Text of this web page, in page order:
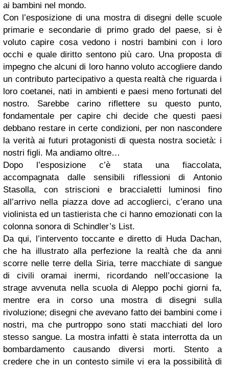
ai bambini nel mondo.
Con l’esposizione di una mostra di disegni delle scuole
primarie e secondarie di primo grado del paese, si è
voluto capire cosa vedono i nostri bambini con i loro
occhi e quale diritto sentono più caro. Una proposta di
impegno che alcuni di loro hanno voluto accogliere dando
un contributo partecipativo a questa realtà che riguarda i
loro coetanei, nati in ambienti e paesi meno fortunati del
nostro. Sarebbe carino riflettere su questo punto,
fondamentale per capire chi decide che questi paesi
debbano restare in certe condizioni, per non nascondere
la verità ai futuri protagonisti di questa nostra società: i
nostri figli. Ma andiamo oltre…
Dopo l’esposizione c’è stata una fiaccolata,
accompagnata dalle sensibili riflessioni di Antonio
Stasolla, con striscioni e braccialetti luminosi fino
all’arrivo nella piazza dove ad accoglierci, c’erano una
violinista ed un tastierista che ci hanno emozionati con la
colonna sonora di Schindler’s List.
Da qui, l’intervento toccante e diretto di Huda Dachan,
che ha illustrato alla perfezione la realtà che da anni
scorre nelle terre della Siria, terre macchiate di sangue
di civili oramai inermi, ricordando nell’occasione la
strage avvenuta nella scuola di Aleppo pochi giorni fa,
mentre era in corso una mostra di disegni sulla
rivoluzione; disegni che avevano fatto dei bambini come i
nostri, ma che purtroppo sono stati macchiati del loro
stesso sangue. La mostra infatti è stata interrotta da un
bombardamento causando diversi morti. Stento a
credere che in un contesto simile vi era la possibilità di